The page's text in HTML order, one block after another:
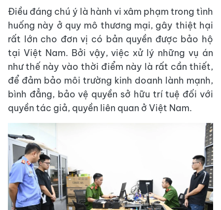
Điều đáng chú ý là hành vi xâm phạm trong tình
huống này ở quy mô thương mại, gây thiệt hại
rất lớn cho đơn vị có bản quyền được bảo hộ
tại Việt Nam. Bởi vậy, việc xử lý những vụ án
như thế này vào thời điểm này là rất cần thiết,
để đảm bảo môi trường kinh doanh lành mạnh,
bình đẳng, bảo vệ quyền sở hữu trí tuệ đối với
quyền tác giả, quyền liên quan ở Việt Nam.